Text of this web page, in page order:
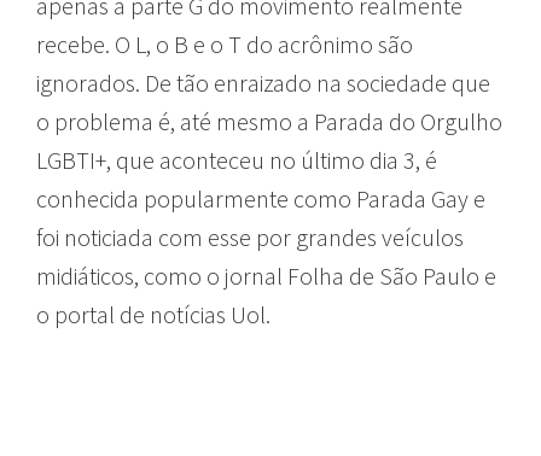
recebe. O L, o B e o T do acrônimo são
ignorados. De tão enraizado na sociedade que
o problema é, até mesmo a Parada do Orgulho
LGBTI+, que aconteceu no último dia 3, é
conhecida popularmente como Parada Gay e
foi noticiada com esse por grandes veículos
midiáticos, como o jornal Folha de São Paulo e
o portal de notícias Uol.